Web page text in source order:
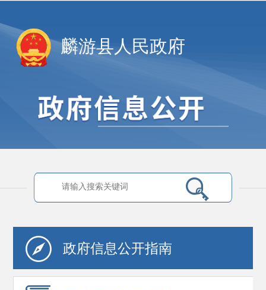
麟游县人民政府
政府信息公开指南